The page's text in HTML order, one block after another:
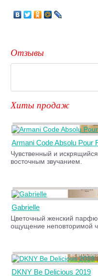
Отзывы
Хиты продаж
Armani Code Absolu Pour
Чувственный и
восточным звучанием.
Gabrielle
Цветочный женский
ощущение неповторимой
DKNY Be Delicious 2019